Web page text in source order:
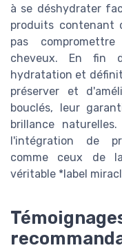
à se déshydrater
produits contenant
pas
cheveux. En fin
hydratation et
préserver et
bouclés, leur
brillance
l'intégration de
comme ceux de
véritable *label